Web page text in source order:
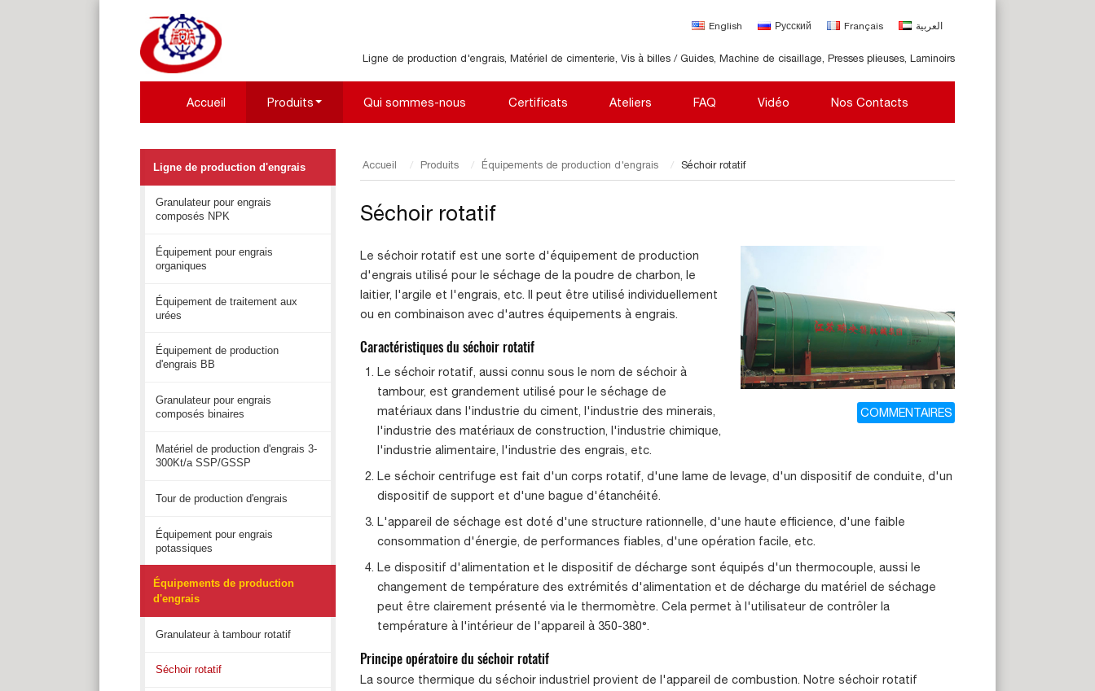
English Русский Français العربية
Ligne de production d'engrais, Matériel de cimenterie, Vis à billes / Guides, Machine de cisaillage, Presses plieuses, Laminoirs
Accueil Produits Qui sommes-nous Certificats Ateliers FAQ Vidéo Nos Contacts
Accueil Produits Équipements de production d'engrais Séchoir rotatif
Séchoir rotatif
COMMENTAIRES
Le séchoir rotatif est une sorte d'équipement de production
d'engrais utilisé pour le séchage de la poudre de charbon, le
laitier, l'argile et l'engrais, etc. Il peut être utilisé individuellement
ou en combinaison avec d'autres équipements à engrais.
Caractéristiques du séchoir rotatif
Le séchoir rotatif, aussi connu sous le nom de séchoir à
tambour, est grandement utilisé pour le séchage de
matériaux dans l'industrie du ciment, l'industrie des minerais,
l'industrie des matériaux de construction, l'industrie chimique,
l'industrie alimentaire, l'industrie des engrais, etc.
Le séchoir centrifuge est fait d'un corps rotatif, d'une lame de levage, d'un dispositif de conduite, d'un
dispositif de support et d'une bague d'étanchéité.
L'appareil de séchage est doté d'une structure rationnelle, d'une haute efficience, d'une faible
consommation d'énergie, de performances fiables, d'une opération facile, etc.
Le dispositif d'alimentation et le dispositif de décharge sont équipés d'un thermocouple, aussi le
changement de température des extrémités d'alimentation et de décharge du matériel de séchage
peut être clairement présenté via le thermomètre. Cela permet à l'utilisateur de contrôler la
température à l'intérieur de l'appareil à 350-380°.
Principe opératoire du séchoir rotatif
La source thermique du séchoir industriel provient de l'appareil de combustion. Notre séchoir rotatif
Ligne de production d'engrais
Granulateur pour engrais
composés NPK
Équipement pour engrais
organiques
Équipement de traitement aux
urées
Équipement de production
d'engrais BB
Granulateur pour engrais
composés binaires
Matériel de production d'engrais 3-
300Kt/a SSP/GSSP
Tour de production d'engrais
Équipement pour engrais
potassiques
Équipements de production
d'engrais
Granulateur à tambour rotatif
Séchoir rotatif